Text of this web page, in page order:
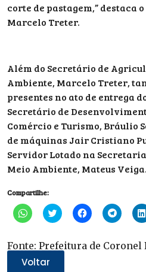
corte de pastagem,” destaca
Marcelo Treter.
Além do Secretário de
Ambiente, Marcelo Treter,
presentes no ato de entrega
Secretário de
Comércio e Turismo, Bráulio
de máquinas Jair Cristiano
Servidor Lotado na
Meio Ambiente, Mateus Veiga.
Compartilhe:
Clique
para
WhatsApp(abre
em
nova
janela)
Clique
para
Twitter(abre
em
Clique
para
Facebook(abre
em
Clique
para
em
Fonte: Prefeitura de Coronel
Voltar